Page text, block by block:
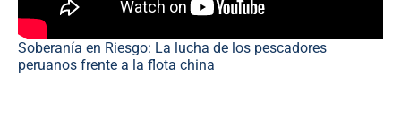
Soberanía en Riesgo: La lucha de los pescadores
peruanos frente a la flota china